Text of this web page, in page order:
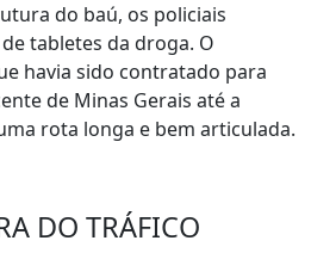
do baú, os policiais
tabletes da droga. O
havia sido contratado para
de Minas Gerais até a
rota longa e bem articulada.
DO TRÁFICO